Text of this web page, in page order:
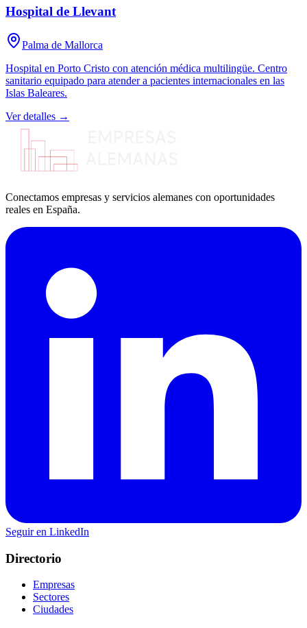
Hospital de Llevant
Palma de Mallorca
Hospital en Porto Cristo con atención médica multilingüe. Centro
sanitario equipado para atender a pacientes internacionales en las
Islas Baleares.
Ver detalles →
Conectamos empresas y servicios alemanes con oportunidades
reales en España.
Seguir en LinkedIn
Directorio
Empresas
Sectores
Ciudades